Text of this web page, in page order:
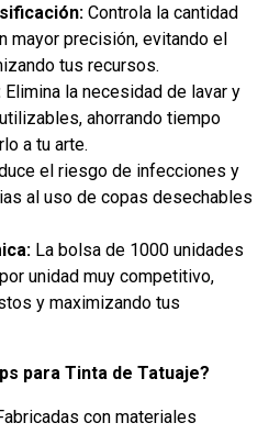
Controla la cantidad
mayor precisión, evitando el
tus recursos.
Elimina la necesidad de lavar y
ahorrando tiempo
a tu arte.
el riesgo de infecciones y
al uso de copas desechables
La bolsa de 1000 unidades
unidad muy competitivo,
y maximizando tus
para Tinta de Tatuaje?
con materiales